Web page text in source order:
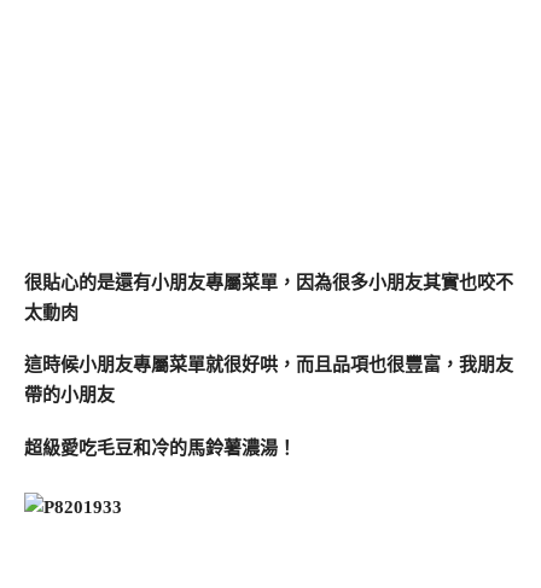
很貼心的是還有小朋友專屬菜單，因為很多小朋友其實也咬不
太動肉
這時候小朋友專屬菜單就很好哄，而且品項也很豐富，我朋友
帶的小朋友
超級愛吃毛豆和冷的馬鈴薯濃湯！